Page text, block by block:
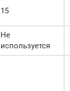
15
Не
используется